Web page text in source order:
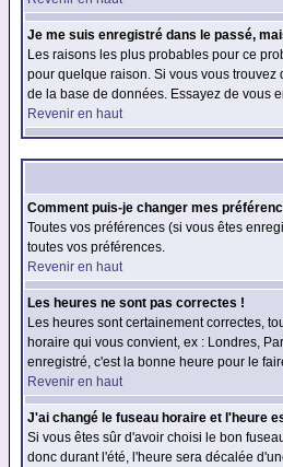
Je me suis enregistré dans le passé,
Les raisons les plus probables pour ce
pour quelque raison. Si vous vous
de la base de données. Essayez de vous
Revenir en haut
Comment puis-je changer mes
Toutes vos préférences (si vous êtes
toutes vos préférences.
Revenir en haut
Les heures ne sont pas correctes !
Les heures sont certainement correctes,
horaire qui vous convient, ex : Londres,
enregistré, c'est la bonne heure pour le
Revenir en haut
J'ai changé le fuseau horaire et l'heure
Si vous êtes sûr d'avoir choisi le bon
donc durant l'été, l'heure sera décalée